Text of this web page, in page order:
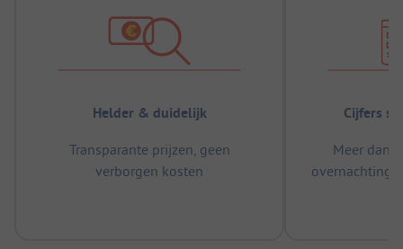
Helder & duidelijk
Transparante prijzen, geen
verborgen kosten
Cijfers
Meer dan